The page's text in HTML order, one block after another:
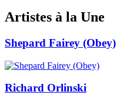
Artistes à la Une
Shepard Fairey (Obey)
Richard Orlinski